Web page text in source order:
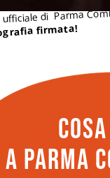
di Parma
firmata!
a parma